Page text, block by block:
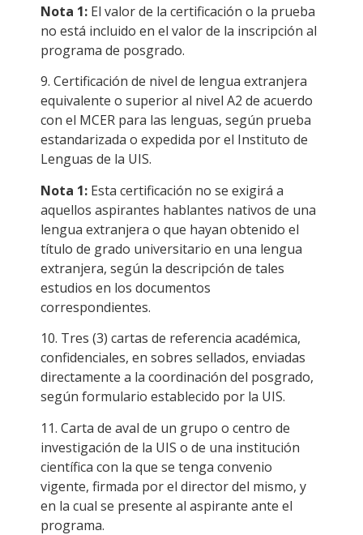
Nota 1: El valor de la certificación o la prueba
no está incluido en el valor de la inscripción al
programa de posgrado.
9. Certificación de nivel de lengua extranjera
equivalente o superior al nivel A2 de acuerdo
con el MCER para las lenguas, según prueba
estandarizada o expedida por el Instituto de
Lenguas de la UIS.
Nota 1: Esta certificación no se exigirá a
aquellos aspirantes hablantes nativos de una
lengua extranjera o que hayan obtenido el
título de grado universitario en una lengua
extranjera, según la descripción de tales
estudios en los documentos
correspondientes.
10. Tres (3) cartas de referencia académica,
confidenciales, en sobres sellados, enviadas
directamente a la coordinación del posgrado,
según formulario establecido por la UIS.
11. Carta de aval de un grupo o centro de
investigación de la UIS o de una institución
científica con la que se tenga convenio
vigente, firmada por el director del mismo, y
en la cual se presente al aspirante ante el
programa.